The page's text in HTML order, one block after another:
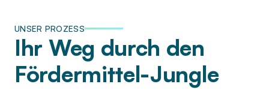
UNSER PROZESS
Ihr Weg durch den
Fördermittel-Jungle